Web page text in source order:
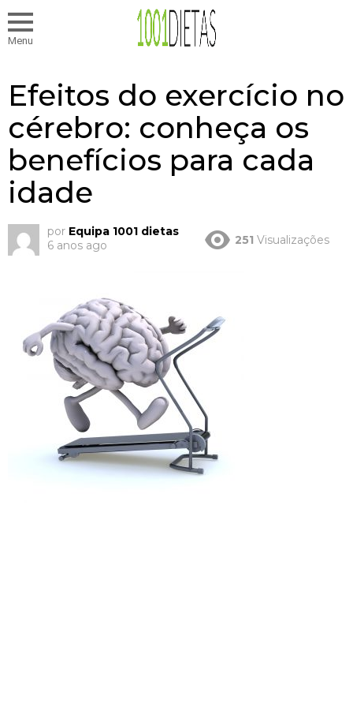
Menu
Efeitos do exercício no
cérebro: conheça os
benefícios para cada
idade
por Equipa 1001 dietas
6 anos ago
251 Visualizações